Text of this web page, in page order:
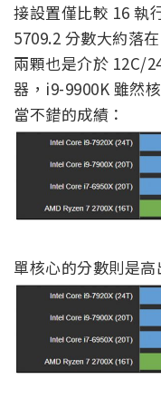
接設置僅比較 16 執
5709.2 分數大約落
兩顆也是介於 12C/
器，i9-9900K 雖然
當不錯的成績：
單核心的分數則是高